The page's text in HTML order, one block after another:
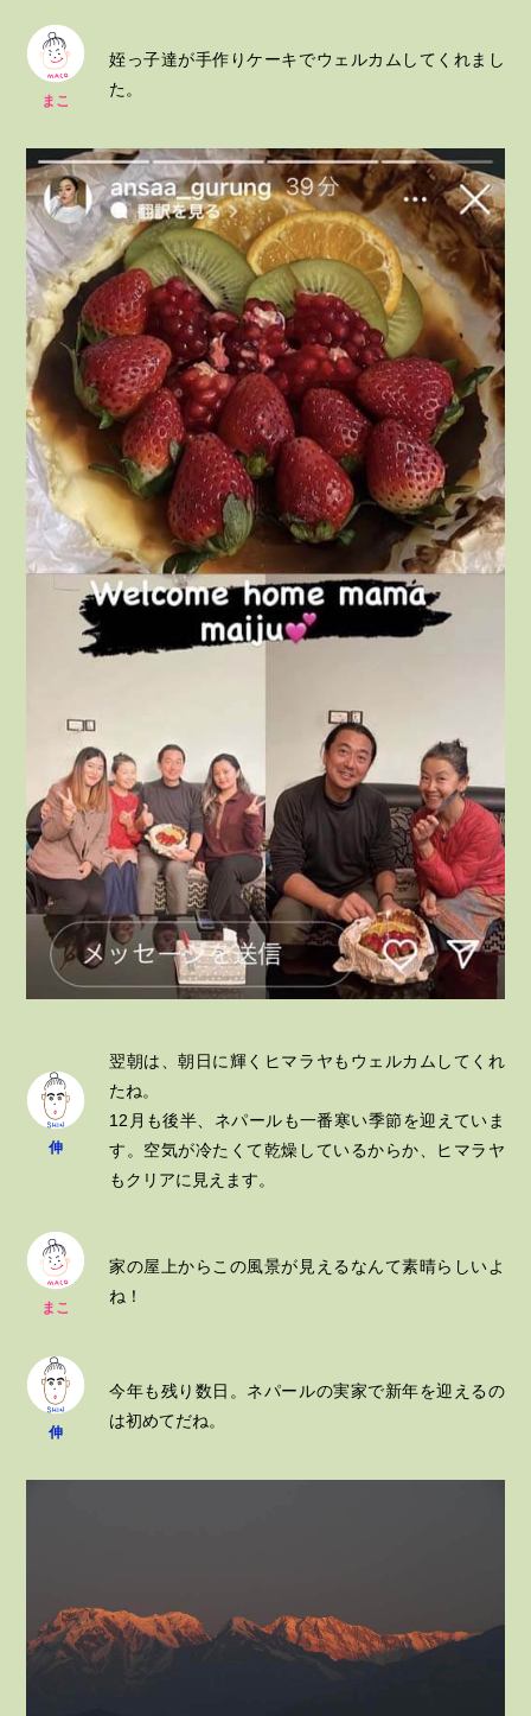
まこ
姪っ子達が手作りケーキでウェルカムしてくれまし
た。
伸
翌朝は、朝日に輝くヒマラヤもウェルカムしてくれ
たね。
12月も後半、ネパールも一番寒い季節を迎えていま
す。空気が冷たくて乾燥しているからか、ヒマラヤ
もクリアに見えます。
まこ
家の屋上からこの風景が見えるなんて素晴らしいよ
ね！
伸
今年も残り数日。ネパールの実家で新年を迎えるの
は初めてだね。